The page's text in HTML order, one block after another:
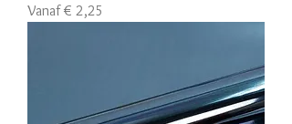
Vanaf€ 2,25
Verkoopprijs